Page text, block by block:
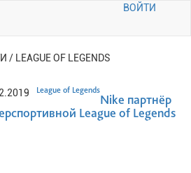
ВОЙТИ
LEAGUE OF LEGENDS
League of Legends
Nike партнёр
League of Legends